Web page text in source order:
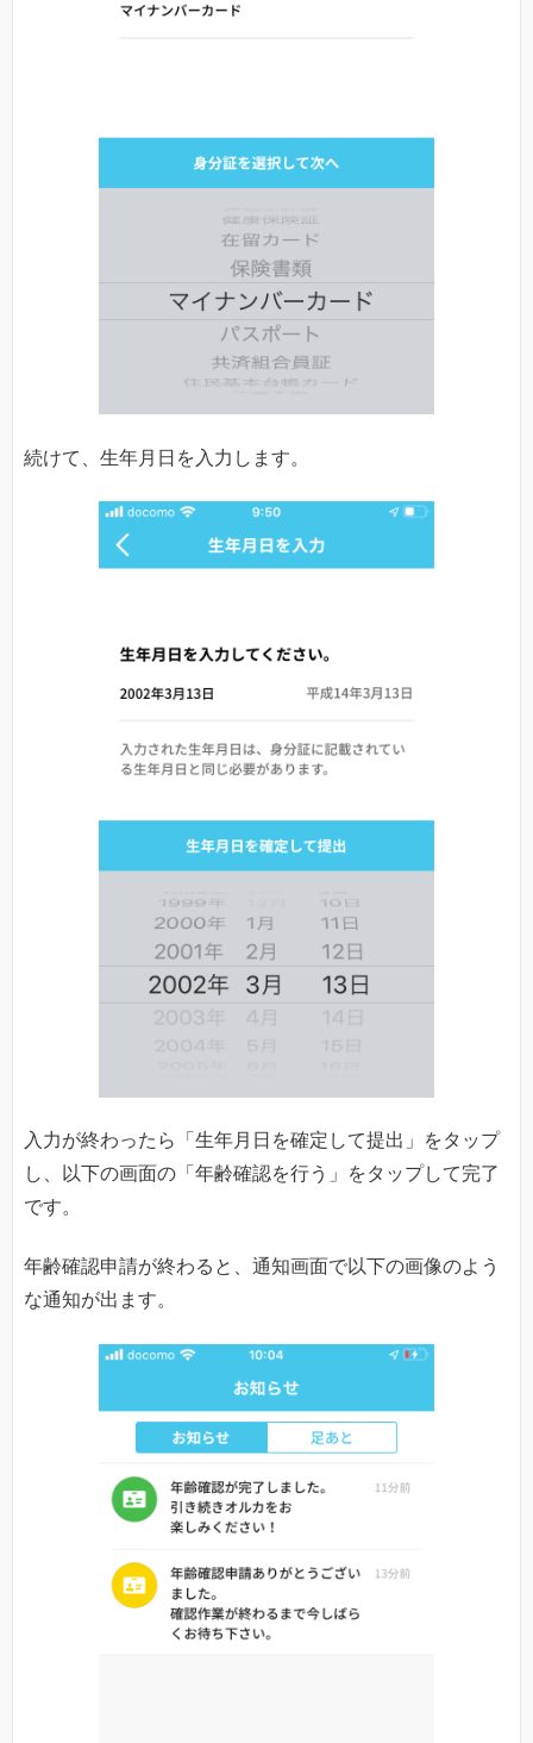
続けて、生年月日を入力します。
入力が終わったら「生年月日を確定して提出」をタップ
し、以下の画面の「年齢確認を行う」をタップして完了
です。
年齢確認申請が終わると、通知画面で以下の画像のよう
な通知が出ます。